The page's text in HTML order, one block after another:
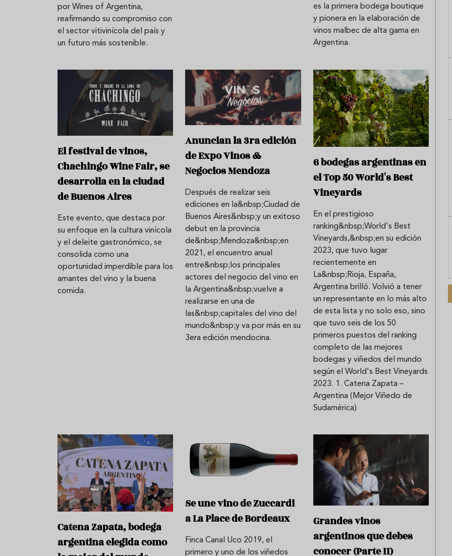
por Wines of Argentina,
reafirmando su compromiso con
el sector vitivinícola del país y
un futuro más sostenible.
es la primera bodega boutique
y pionera en la elaboración de
vinos malbec de alta gama en
Argentina.
El festival de vinos,
Chachingo Wine Fair, se
desarrolla en la ciudad
de Buenos Aires
Este evento, que destaca por
su enfoque en la cultura vinícola
y el deleite gastronómico, se
consolida como una
oportunidad imperdible para los
amantes del vino y la buena
comida.
Anuncian la 3ra edición
de Expo Vinos &
Negocios Mendoza
Después de realizar seis
ediciones en la&nbsp;Ciudad de
Buenos Aires&nbsp;y un exitoso
debut en la provincia
de&nbsp;Mendoza&nbsp;en
2021, el encuentro anual
entre&nbsp;los principales
actores del negocio del vino en
la Argentina&nbsp;vuelve a
realizarse en una de
las&nbsp;capitales del vino del
mundo&nbsp;y va por más en su
3era edición mendocina.
6 bodegas argentinas en
el Top 50 World's Best
Vineyards
En el prestigioso
ranking&nbsp;World's Best
Vineyards,&nbsp;en su edición
2023, que tuvo lugar
recientemente en
La&nbsp;Rioja, España,
Argentina brilló. Volvió a tener
un representante en lo más alto
de esta lista y no solo eso, sino
que tuvo seis de los 50
primeros puestos del ranking
completo de las mejores
bodegas y viñedos del mundo
según el World's Best Vineyards
2023. 1. Catena Zapata –
Argentina (Mejor Viñedo de
Sudamérica)
Catena Zapata, bodega
argentina elegida como
Se une vino de Zuccardi
a La Place de Bordeaux
Finca Canal Uco 2019, el
primero y uno de los viñedos
Grandes vinos
argentinos que debes
conocer (Parte II)